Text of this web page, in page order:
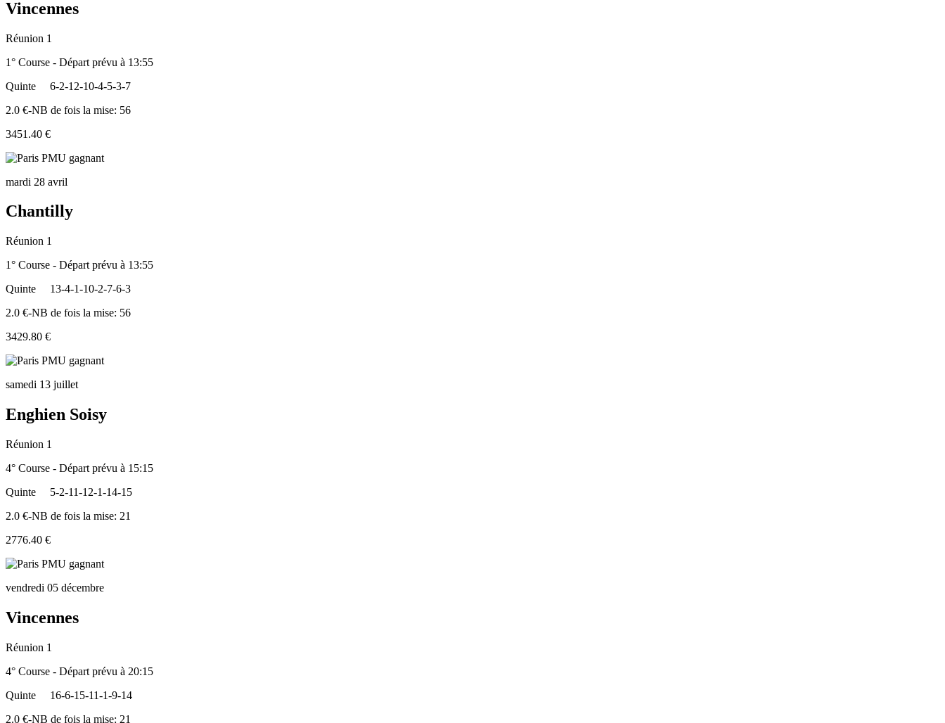
Vincennes
Réunion 1
1° Course - Départ prévu à 13:55
Quinte
6-2-12-10-4-5-3-7
2.0 €-NB de fois la mise: 56
3451.40 €
mardi 28 avril
Chantilly
Réunion 1
1° Course - Départ prévu à 13:55
Quinte
13-4-1-10-2-7-6-3
2.0 €-NB de fois la mise: 56
3429.80 €
samedi 13 juillet
Enghien Soisy
Réunion 1
4° Course - Départ prévu à 15:15
Quinte
5-2-11-12-1-14-15
2.0 €-NB de fois la mise: 21
2776.40 €
vendredi 05 décembre
Vincennes
Réunion 1
4° Course - Départ prévu à 20:15
Quinte
16-6-15-11-1-9-14
2.0 €-NB de fois la mise: 21